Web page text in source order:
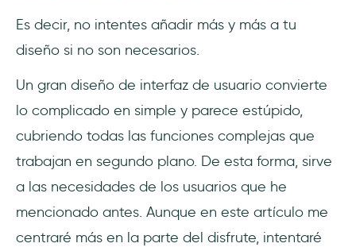
Es decir, no intentes añadir más y más a tu
diseño si no son necesarios.
Un gran diseño de interfaz de usuario convierte
lo complicado en simple y parece estúpido,
cubriendo todas las funciones complejas que
trabajan en segundo plano. De esta forma, sirve
a las necesidades de los usuarios que he
mencionado antes. Aunque en este artículo me
centraré más en la parte del disfrute, intentaré